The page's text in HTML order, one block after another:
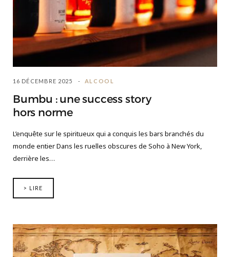
16 DÉCEMBRE 2025 ALCOOL
Bumbu : une success story
hors norme
L’enquête sur le spiritueux qui a conquis les bars branchés du
monde entier Dans les ruelles obscures de Soho à New York,
derrière les…
> LIRE